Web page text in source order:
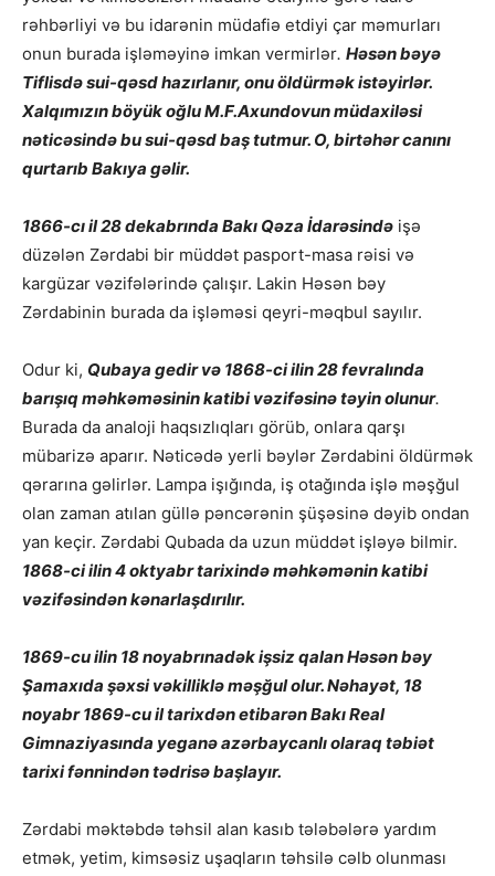
rəhbərliyi və bu idarənin müdafiə etdiyi çar məmurları
onun burada işləməyinə imkan vermirlər. Həsən bəyə
Tiflisdə sui-qəsd hazırlanır, onu öldürmək istəyirlər.
Xalqımızın böyük oğlu M.F.Axundovun müdaxiləsi
nəticəsində bu sui-qəsd baş tutmur. O, birtəhər canını
qurtarıb Bakıya gəlir.
1866-cı il 28 dekabrında Bakı Qəza İdarəsində işə
düzələn Zərdabi bir müddət pasport-masa rəisi və
kargüzar vəzifələrində çalışır. Lakin Həsən bəy
Zərdabinin burada da işləməsi qeyri-məqbul sayılır.
Odur ki, Qubaya gedir və 1868-ci ilin 28 fevralında
barışıq məhkəməsinin katibi vəzifəsinə təyin olunur.
Burada da analoji haqsızlıqları görüb, onlara qarşı
mübarizə aparır. Nəticədə yerli bəylər Zərdabini öldürmək
qərarına gəlirlər. Lampa işığında, iş otağında işlə məşğul
olan zaman atılan güllə pəncərənin şüşəsinə dəyib ondan
yan keçir. Zərdabi Qubada da uzun müddət işləyə bilmir.
1868-ci ilin 4 oktyabr tarixində məhkəmənin katibi
vəzifəsindən kənarlaşdırılır.
1869-cu ilin 18 noyabrınadək işsiz qalan Həsən bəy
Şamaxıda şəxsi vəkilliklə məşğul olur. Nəhayət, 18
noyabr 1869-cu il tarixdən etibarən Bakı Real
Gimnaziyasında yeganə azərbaycanlı olaraq təbiət
tarixi fənnindən tədrisə başlayır.
Zərdabi məktəbdə təhsil alan kasıb tələbələrə yardım
etmək, yetim, kimsəsiz uşaqların təhsilə cəlb olunması